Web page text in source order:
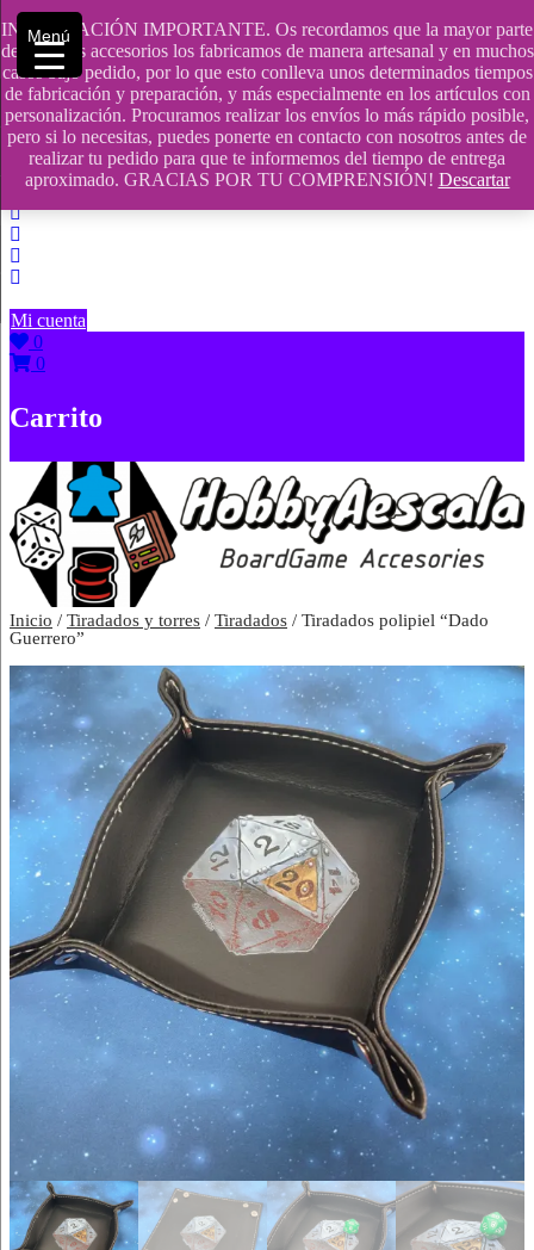
INFORMACIÓN IMPORTANTE. Os recordamos que la mayor parte
de nuestros accesorios los fabricamos de manera artesanal y en muchos
casos bajo pedido, por lo que esto conlleva unos determinados tiempos
de fabricación y preparación, y más especialmente en los artículos con
personalización. Procuramos realizar los envíos lo más rápido posible,
pero si lo necesitas, puedes ponerte en contacto con nosotros antes de
realizar tu pedido para que te informemos del tiempo de entrega
aproximado. GRACIAS POR TU COMPRENSIÓN! Descartar
Saltar
contenido
609241475 SOLO DE 10:00 a 14:00
info@hobbyaescala.com
San Fernando de Henares
10:00 - 14:00
Mi cuenta
0
0
Carrito
Inicio / Tiradados y torres / Tiradados / Tiradados polipiel “Dado
Guerrero”
Menú